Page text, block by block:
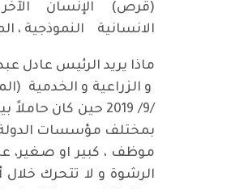
(قرص) الإنسان الآخر
الانسانية النموذجية ،
ماذا يريد الرئيس عادل
/9/ 2019 حين كان
بمختلف مؤسسات الدولة
موظف ، كبير او صغير،
الرشوة و لا تتحرك